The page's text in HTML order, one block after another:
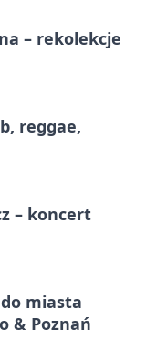
– rekolekcje
reggae,
– koncert
miasta
& Poznań